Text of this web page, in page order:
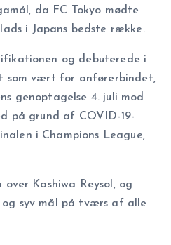
da FC Tokyo mødte
i Japans bedste række.
og debuterede i
som vært for anførerbindet,
genoptagelse 4. juli mod
på grund af COVID-19-
i Champions League,
over Kashiwa Reysol, og
og syv mål på tværs af alle